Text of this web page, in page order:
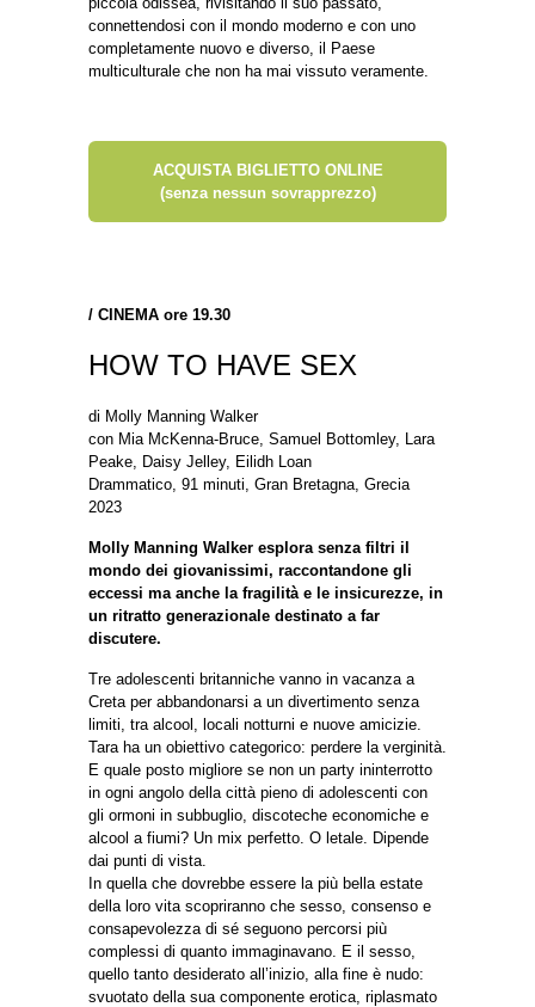
connettendosi con il mondo moderno e con uno
completamente nuovo e diverso, il Paese
multiculturale che non ha mai vissuto veramente.
ACQUISTA BIGLIETTO ONLINE
(senza nessun sovrapprezzo)
/ CINEMA ore 19.30
HOW TO HAVE SEX
di Molly Manning Walker
con Mia McKenna-Bruce, Samuel Bottomley, Lara
Peake, Daisy Jelley, Eilidh Loan
Drammatico, 91 minuti, Gran Bretagna, Grecia
2023
Molly Manning Walker esplora senza filtri il
mondo dei giovanissimi, raccontandone gli
eccessi ma anche la fragilità e le insicurezze, in
un ritratto generazionale destinato a far
discutere.
Tre adolescenti britanniche vanno in vacanza a
Creta per abbandonarsi a un divertimento senza
limiti, tra alcool, locali notturni e nuove amicizie.
Tara ha un obiettivo categorico: perdere la verginità.
E quale posto migliore se non un party ininterrotto
in ogni angolo della città pieno di adolescenti con
gli ormoni in subbuglio, discoteche economiche e
alcool a fiumi? Un mix perfetto. O letale. Dipende
dai punti di vista.
In quella che dovrebbe essere la più bella estate
della loro vita scopriranno che sesso, consenso e
consapevolezza di sé seguono percorsi più
complessi di quanto immaginavano. E il sesso,
quello tanto desiderato all’inizio, alla fine è nudo:
svuotato della sua componente erotica, riplasmato